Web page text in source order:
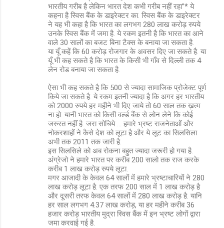
भारतीय गरीब है लेकिन भारत देश कभी गरीब नहीं रहा”* ये
कहना है स्विस बैंक के डाइरेक्टर का. स्विस बैंक के डाइरेक्टर
ने यह भी कहा है कि भारत का लगभग 280 लाख करोड़ रुपये
उनके स्विस बैंक में जमा है. ये रकम इतनी है कि भारत का आने
वाले 30 सालों का बजट बिना टैक्स के बनाया जा सकता है.
या यूँ कहें कि 60 करोड़ रोजगार के अवसर दिए जा सकते है. या
यूँ भी कह सकते है कि भारत के किसी भी गाँव से दिल्ली तक 4
लेन रोड बनाया जा सकता है.
ऐसा भी कह सकते है कि 500 से ज्यादा सामाजिक प्रोजेक्ट पूर्ण
किये जा सकते है. ये रकम इतनी ज्यादा है कि अगर हर भारतीय
को 2000 रुपये हर महीने भी दिए जाये तो 60 साल तक ख़त्म
ना हो. यानी भारत को किसी वर्ल्ड बैंक से लोन लेने कि कोई
जरुरत नहीं है. जरा सोचिये … हमारे भ्रष्ट राजनेताओं और
नोकरशाहों ने कैसे देश को लूटा है और ये लूट का सिलसिला
अभी तक 2011 तक जारी है.
इस सिलसिले को अब रोकना बहुत ज्यादा जरूरी हो गया है.
अंग्रेजो ने हमारे भारत पर करीब 200 सालो तक राज करके
करीब 1 लाख करोड़ रुपये लूटा.
मगर आजादी के केवल 64 सालों में हमारे भ्रष्टाचारियों ने 280
लाख करोड़ लूटा है. एक तरफ 200 साल में 1 लाख करोड़ है
और दूसरी तरफ केवल 64 सालों में 280 लाख करोड़ है. यानि
हर साल लगभग 4.37 लाख करोड़, या हर महीने करीब 36
हजार करोड़ भारतीय मुद्रा स्विस बैंक में इन भ्रष्ट लोगों द्वारा
जमा करवाई गई है.